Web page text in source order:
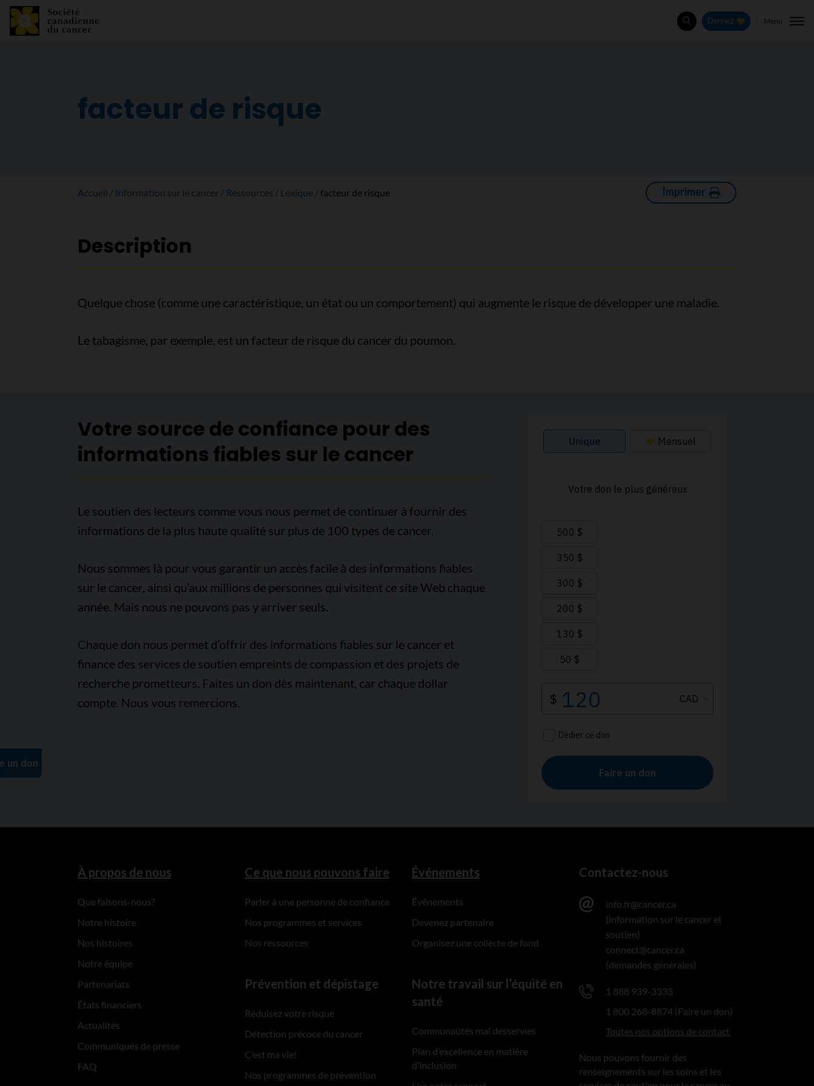
Rechercher
Donnez Menu
facteur de risque
Accueil Information sur le cancer Ressources Lexique facteur de risque Imprimer
Description
Quelque chose (comme une caractéristique, un état ou un comportement) qui augmente le risque de développer une maladie.
Le tabagisme, par exemple, est un facteur de risque du cancer du poumon.
Votre source de confiance pour des
informations fiables sur le cancer
Le soutien des lecteurs comme vous nous permet de continuer à fournir des
informations de la plus haute qualité sur plus de 100 types de cancer.
Nous sommes là pour vous garantir un accès facile à des informations fiables
sur le cancer, ainsi qu’aux millions de personnes qui visitent ce site Web chaque
année. Mais nous ne pouvons pas y arriver seuls.
Chaque don nous permet d’offrir des informations fiables sur le cancer et
finance des services de soutien empreints de compassion et des projets de
recherche prometteurs. Faites un don dès maintenant, car chaque dollar
compte. Nous vous remercions.
À propos de nous
Que faisons-nous?
Notre histoire
Nos histoires
Notre équipe
Partenariats
États financiers
Actualités
Communiqués de presse
FAQ
Ce que nous pouvons faire
Parler à une personne de confiance
Nos programmes et services
Nos ressources
Prévention et dépistage
Réduisez votre risque
Détection précoce du cancer
C’est ma vie!
Nos programmes de prévention
Événements
Événements
Devenez partenaire
Organisez une collecte de fond
Notre travail sur l’équité en
santé
Communautés mal desservies
Plan d’excellence en matière
d’inclusion
Contactez-nous
info.fr@cancer.ca
(information sur le cancer et
soutien)
connect@cancer.ca
(demandes générales)
1 888 939-3333
1 800 268-8874 (Faire un don)
Toutes nos options de contact
Nous pouvons fournir des
renseignements sur les soins et les